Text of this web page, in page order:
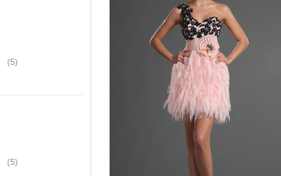
(5)
(5)